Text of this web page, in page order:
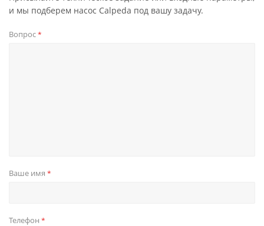
и мы подберем насос Calpeda под вашу задачу.
Вопрос*
Ваше имя *
Телефон *